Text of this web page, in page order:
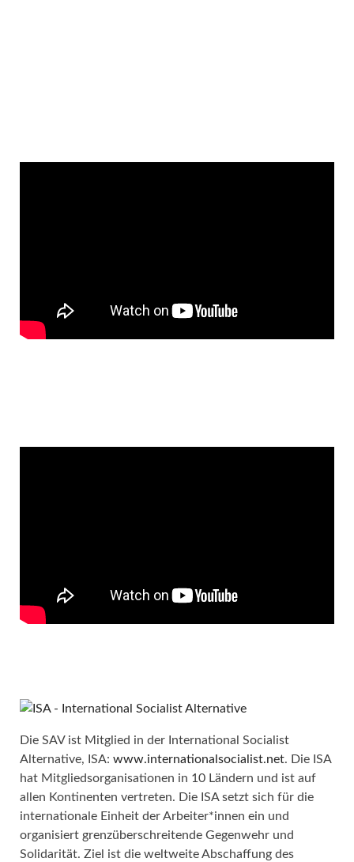
Die SAV ist Mitglied in der International Socialist
Alternative, ISA: www.internationalsocialist.net. Die ISA
hat Mitgliedsorganisationen in 10 Ländern und ist auf
allen Kontinenten vertreten. Die ISA setzt sich für die
internationale Einheit der Arbeiter*innen ein und
organisiert grenzüberschreitende Gegenwehr und
Solidarität. Ziel ist die weltweite Abschaffung des